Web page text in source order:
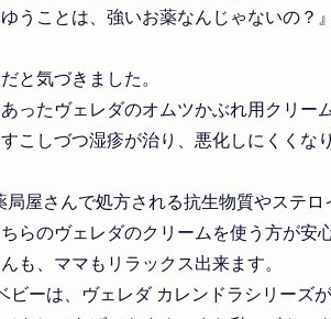
うことは、強いお薬なんじゃないの？』
と気づきました。
ったヴェレダのオムツかぶれ用クリー
こしづつ湿疹が治り、悪化しにくくな
局屋さんで処方される抗生物質やステ
らのヴェレダのクリームを使う方が安
も、ママもリラックス出来ます。
ビーは、ヴェレダ カレンドラシリーズ